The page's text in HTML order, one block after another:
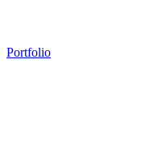
Portfolio